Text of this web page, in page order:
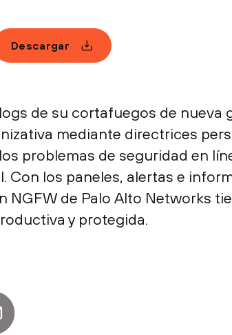
Descargar
de su cortafuegos de
mediante directrices
problemas de seguridad en
Con los paneles, alertas e
NGFW de Palo Alto Networks
y protegida.